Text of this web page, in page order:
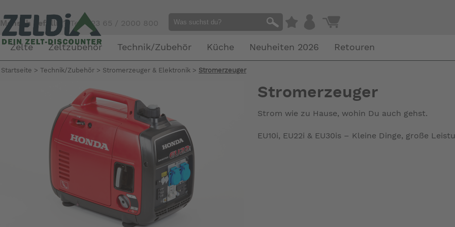
Mensch gefällig? Tel. 023 65 / 2000 800
Zelte Zeltzubehör Technik/Zubehör Küche Neuheiten 2026 Retouren
Startseite > Technik/Zubehör > Stromerzeuger & Elektronik > Stromerzeuger
Stromerzeuger
Strom wie zu Hause, wohin Du auch gehst.
EU10i, EU22i & EU30is – Kleine Dinge, große